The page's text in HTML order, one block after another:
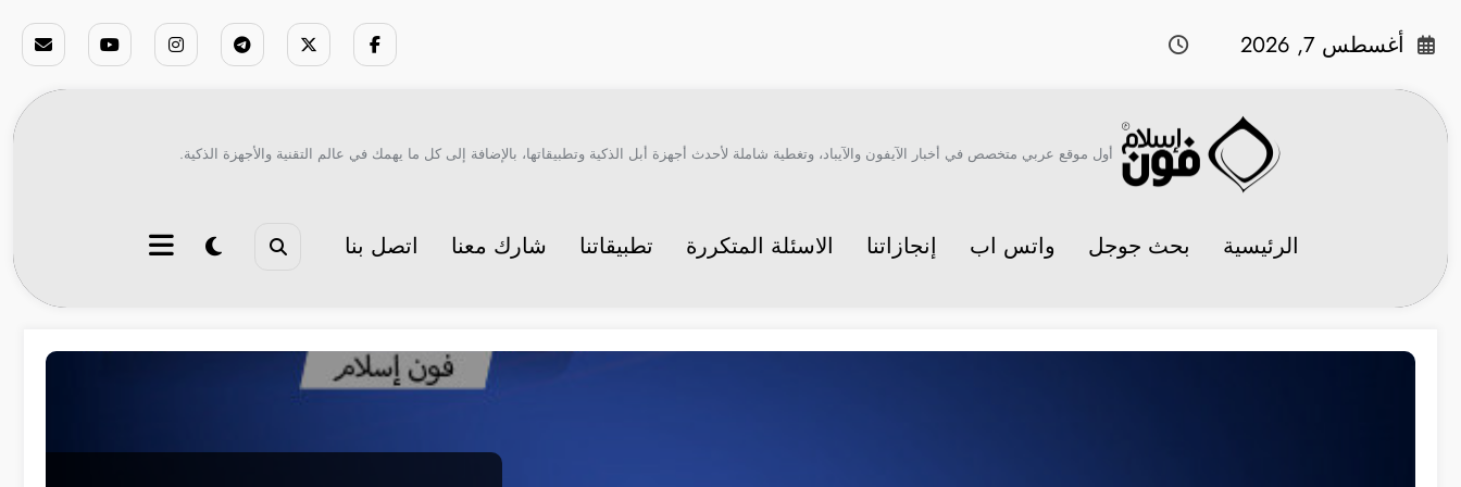
أغسطس 7, 2026
أول موقع عربي متخصص في أخبار الآيفون والآيباد، وتغطية شاملة لأحدث أجهزة أبل الذكية وتطبيقاتها، بالإضافة إلى كل ما يهمك في عالم التقنية والأجهزة الذكية.
الرئيسية بحث جوجل واتس اب إنجازاتنا الاسئلة المتكررة تطبيقاتنا شارك معنا اتصل بنا